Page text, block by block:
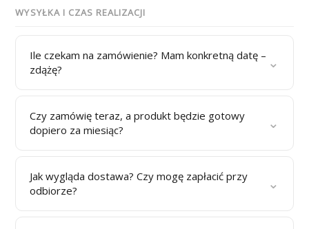
WYSYŁKA I CZAS REALIZACJI
Ile czekam na zamówienie? Mam konkretną datę –
zdążę?
⌄
Czy zamówię teraz, a produkt będzie gotowy
dopiero za miesiąc?
⌄
Jak wygląda dostawa? Czy mogę zapłacić przy
odbiorze?
⌄